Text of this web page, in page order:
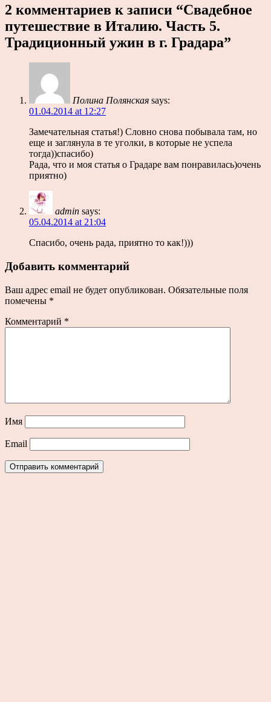
2 комментариев к записи “Свадебное
путешествие в Италию. Часть 5.
Традиционный ужин в г. Градара”
Полина Полянская says:
01.04.2014 at 12:27
Замечательная статья!) Словно снова побывала там, но
еще и заглянула в те уголки, в которые не успела
тогда))спасибо)
Рада, что и моя статья о Градаре вам понравилась)очень
приятно)
admin says:
05.04.2014 at 21:04
Спасибо, очень рада, приятно то как!)))
Добавить комментарий
Ваш адрес email не будет опубликован. Обязательные поля
помечены *
Комментарий *
Имя
Email